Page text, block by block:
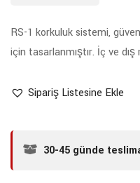
RS-1 korkuluk sistemi,
için tasarlanmıştır. İç ve
Sipariş Listesine Ekle
30-45 günde